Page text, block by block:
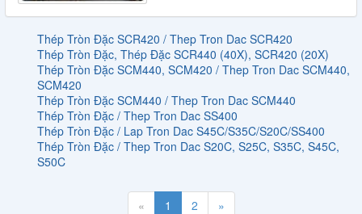
Thép Tròn Đặc SCR420 / Thep Tron Dac SCR420
Thép Tròn Đặc, Thép Đặc SCR440 (40X), SCR420 (20X)
Thép Tròn Đặc SCM440, SCM420 / Thep Tron Dac SCM440,
SCM420
Thép Tròn Đặc SCM440 / Thep Tron Dac SCM440
Thép Tròn Đặc / Thep Tron Dac SS400
Thép Tròn Đặc / Lap Tron Dac S45C/S35C/S20C/SS400
Thép Tròn Đặc / Thep Tron Dac S20C, S25C, S35C, S45C,
S50C
« 1 2 »
QUY CÁCH THÉP HÌNH U